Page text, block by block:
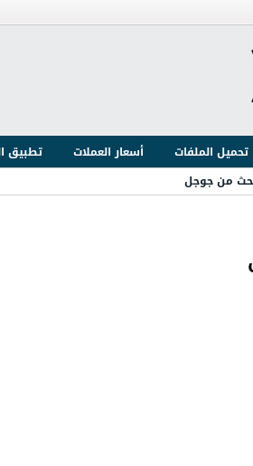
تحميل الملفات أسعار العملات تطبيق
من جوجل